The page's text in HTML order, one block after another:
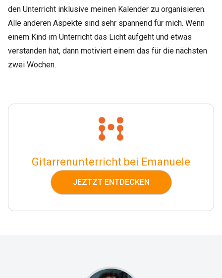
den Unterricht inklusive meinen Kalender zu organisieren.
Alle anderen Aspekte sind sehr spannend für mich. Wenn
einem Kind im Unterricht das Licht aufgeht und etwas
verstanden hat, dann motiviert einem das für die nächsten
zwei Wochen.
Gitarrenunterricht bei Emanuele
JEZTZT ENTDECKEN